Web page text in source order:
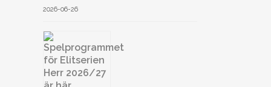
2026-06-26